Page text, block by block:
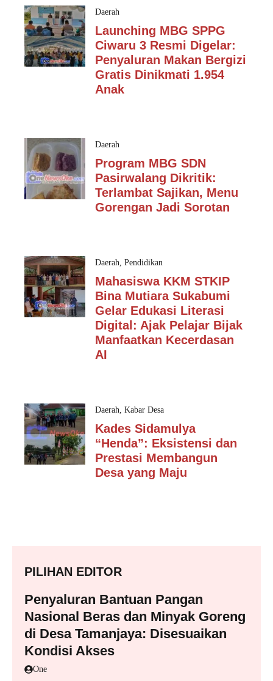
Daerah
Launching MBG SPPG
Ciwaru 3 Resmi Digelar:
Penyaluran Makan Bergizi
Gratis Dinikmati 1.954
Anak
Daerah
Program MBG SDN
Pasirwalang Dikritik:
Terlambat Sajikan, Menu
Gorengan Jadi Sorotan
Daerah, Pendidikan
Mahasiswa KKM STKIP
Bina Mutiara Sukabumi
Gelar Edukasi Literasi
Digital: Ajak Pelajar Bijak
Manfaatkan Kecerdasan
AI
Daerah, Kabar Desa
Kades Sidamulya
“Henda”: Eksistensi dan
Prestasi Membangun
Desa yang Maju
PILIHAN EDITOR
Penyaluran Bantuan Pangan
Nasional Beras dan Minyak Goreng
di Desa Tamanjaya: Disesuaikan
Kondisi Akses
One